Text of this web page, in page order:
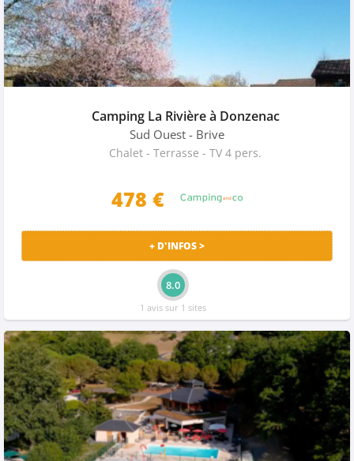
Camping La Rivière à Donzenac
Sud Ouest - Brive
Chalet - Terrasse - TV 4 pers.
478 €
+ D'INFOS >
8.0
1 avis sur 1 sites